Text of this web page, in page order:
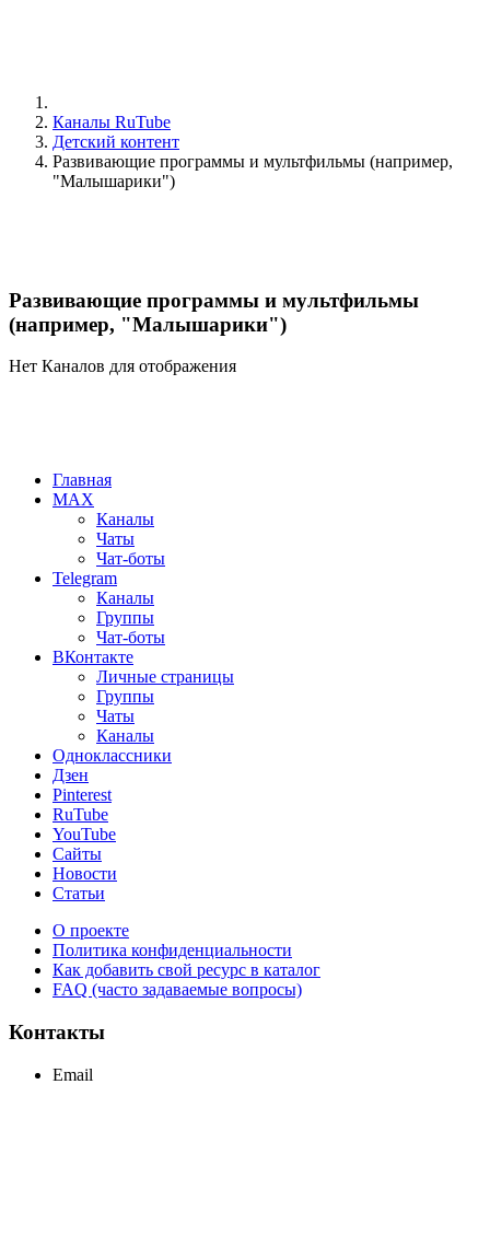
Каналы RuTube
Детский контент
Развивающие программы и мультфильмы (например,
"Малышарики")
Развивающие программы и мультфильмы
(например, "Малышарики")
Нет Каналов для отображения
Главная
MAX
Каналы
Чаты
Чат-боты
Telegram
Каналы
Группы
Чат-боты
ВКонтакте
Личные страницы
Группы
Чаты
Каналы
Одноклассники
Дзен
Pinterest
RuTube
YouTube
Сайты
Новости
Статьи
О проекте
Политика конфиденциальности
Как добавить свой ресурс в каталог
FAQ (часто задаваемые вопросы)
Контакты
Email